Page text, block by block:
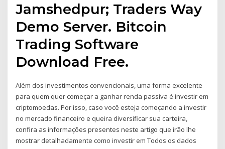
Jamshedpur; Traders Way
Demo Server. Bitcoin
Trading Software
Download Free.
Além dos investimentos convencionais, uma forma excelente
para quem quer começar a ganhar renda passiva é investir em
criptomoedas. Por isso, caso você esteja começando a investir
no mercado financeiro e queira diversificar sua carteira,
confira as informações presentes neste artigo que irão lhe
mostrar detalhadamente como investir em Todos os dados